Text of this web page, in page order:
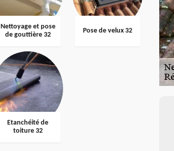
Nettoyage et pose
de gouttière 32
Pose de velux 32
Etanchéité de
toiture 32